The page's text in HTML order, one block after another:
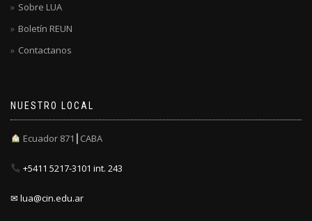
Sobre LUA
Boletín REUN
Contactanos
NUESTRO LOCAL
Ecuador 871┃CABA
+5411 5217-3101 int. 243
✉ lua@cin.edu.ar